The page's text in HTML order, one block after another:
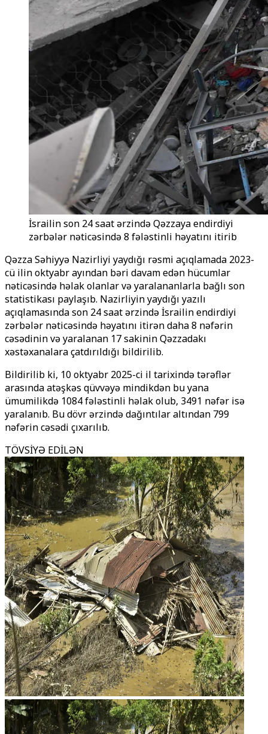
İsrailin son 24 saat ərzində Qəzzaya endirdiyi
zərbələr nəticəsində 8 fələstinli həyatını itirib
Qəzza Səhiyyə Nazirliyi yaydığı rəsmi açıqlamada 2023-
cü ilin oktyabr ayından bəri davam edən hücumlar
nəticəsində həlak olanlar və yaralananlarla bağlı son
statistikası paylaşıb. Nazirliyin yaydığı yazılı
açıqlamasında son 24 saat ərzində İsrailin endirdiyi
zərbələr nəticəsində həyatını itirən daha 8 nəfərin
cəsədinin və yaralanan 17 sakinin Qəzzadakı
xəstəxanalara çatdırıldığı bildirilib.
Bildirilib ki, 10 oktyabr 2025-ci il tarixində tərəflər
arasında atəşkəs qüvvəyə mindikdən bu yana
ümumilikdə 1084 fələstinli həlak olub, 3491 nəfər isə
yaralanıb. Bu dövr ərzində dağıntılar altından 799
nəfərin cəsədi çıxarılıb.
TÖVSİYƏ EDİLƏN